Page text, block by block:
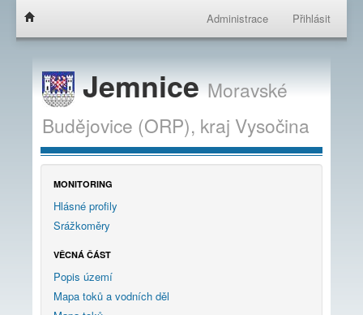
Administrace Přihlásit
JemniceMoravské
Budějovice (ORP), kraj Vysočina
MONITORING
Hlásné profily
Srážkoměry
VĚCNÁ ČÁST
Popis území
Mapa toků a vodních děl